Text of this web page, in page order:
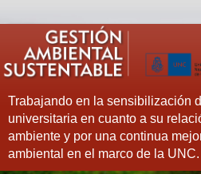
Trabajando en la sensibilización
universitaria en cuanto a su
ambiente y por una continua
ambiental en el marco de la UNC.